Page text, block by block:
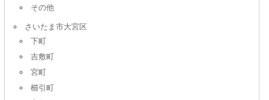
その他
さいたま市大宮区
下町
吉敷町
宮町
櫛引町